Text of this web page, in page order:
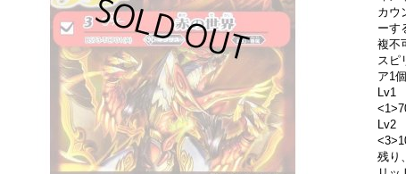
カウ
ーす
複不
スピ
ア1
Lv1
Lv2
残り